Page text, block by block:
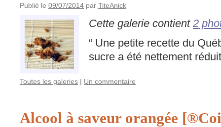
Publié le 09/07/2014 par TiteAnick
Cette galerie contient 2
“ Une petite recette du
sucre a été nettement
Toutes les galeries | Un commentaire
Alcool à saveur orangée